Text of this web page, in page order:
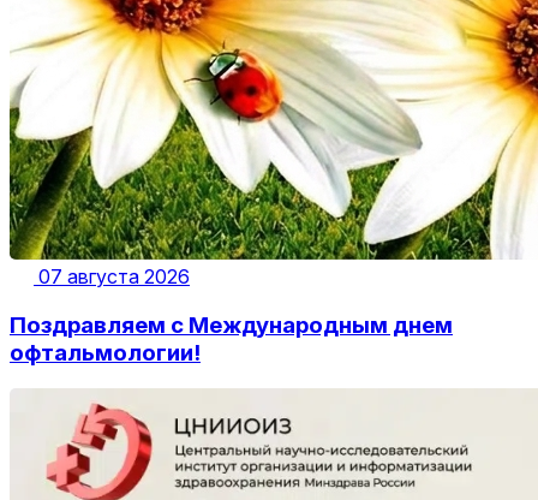
07 августа 2026
Поздравляем с Международным днем
офтальмологии!